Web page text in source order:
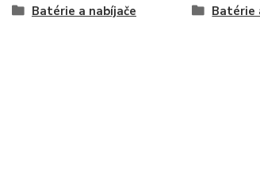
Batérie a nabíjače Batérie